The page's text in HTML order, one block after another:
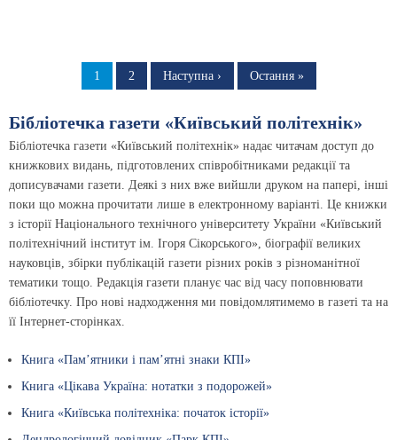
Сторінка
1 Сторінка
2
Наступна
Наступна ›
Остання
Остання »
Бібліотечка газети «Київський політехнік»
Бібліотечка газети «Київський політехнік» надає читачам доступ до
книжкових видань, підготовлених співробітниками редакції та
дописувачами газети. Деякі з них вже вийшли друком на папері, інші
поки що можна прочитати лише в електронному варіанті. Це книжки
з історії Національного технічного університету України «Київський
політехнічний інститут ім. Ігоря Сікорського», біографії великих
науковців, збірки публікацій газети різних років з різноманітної
тематики тощо. Редакція газети планує час від часу поповнювати
бібліотечку. Про нові надходження ми повідомлятимемо в газеті та на
її Інтернет-сторінках.
Книга «Пам’ятники і пам’ятні знаки КПІ»
Книга «Цікава Україна: нотатки з подорожей»
Книга «Київська політехніка: початок історії»